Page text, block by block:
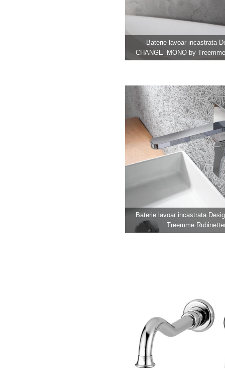
Baterie lavoar incastrata
CHANGE_MONO by
Baterie lavoar incastrata
Treemme